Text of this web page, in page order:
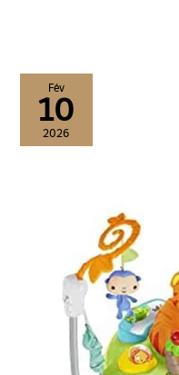
Fév
10
2026